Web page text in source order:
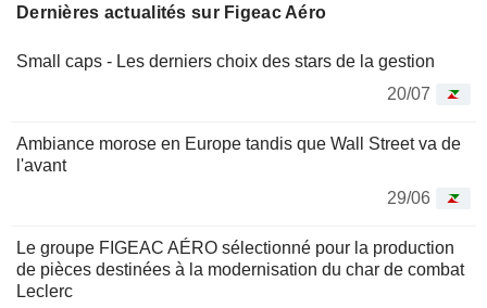
Dernières actualités sur Figeac Aéro
Small caps - Les derniers choix des stars de la gestion
20/07
Ambiance morose en Europe tandis que Wall Street va de
l'avant
29/06
Le groupe FIGEAC AÉRO sélectionné pour la production
de pièces destinées à la modernisation du char de combat
Leclerc